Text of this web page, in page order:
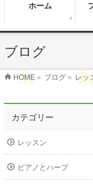
ホーム
ブログ
HOME » ブログ » レッ
カテゴリー
レッスン
ピアノとハープ